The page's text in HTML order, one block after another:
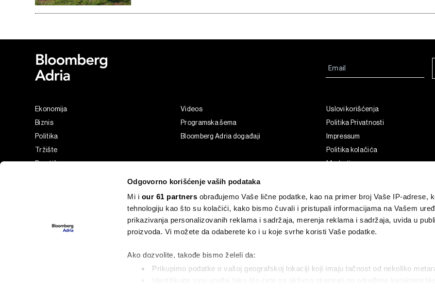
Odgovorno korišćenje vaših podataka
Mi i our 61 partners obrađujemo Vaše lične podatke, kao na primer broj Vaše IP-adrese,
tehnologiju kao što su kolačići, kako bismo čuvali i pristupali informacijama na Vašem
prikazivanja personalizovanih reklama i sadržaja, merenja reklama i sadržaja, uvida u
proizvoda. Vi možete da odaberete ko i u koje svrhe koristi Vaše podatke.
Ako dozvolite, takođe bismo želeli da:
Prikupimo podatke o vašoj geografskoj lokaciji koji imaju tačnost od nekoliko
Ekonomija
Biznis
Politika
Tržište
Prestiž
Videos
Programska šema
Bloomberg Adria događaji
Uslovi korišćenja
Politika Privatnosti
Impressum
Politika kolačića
Marketing